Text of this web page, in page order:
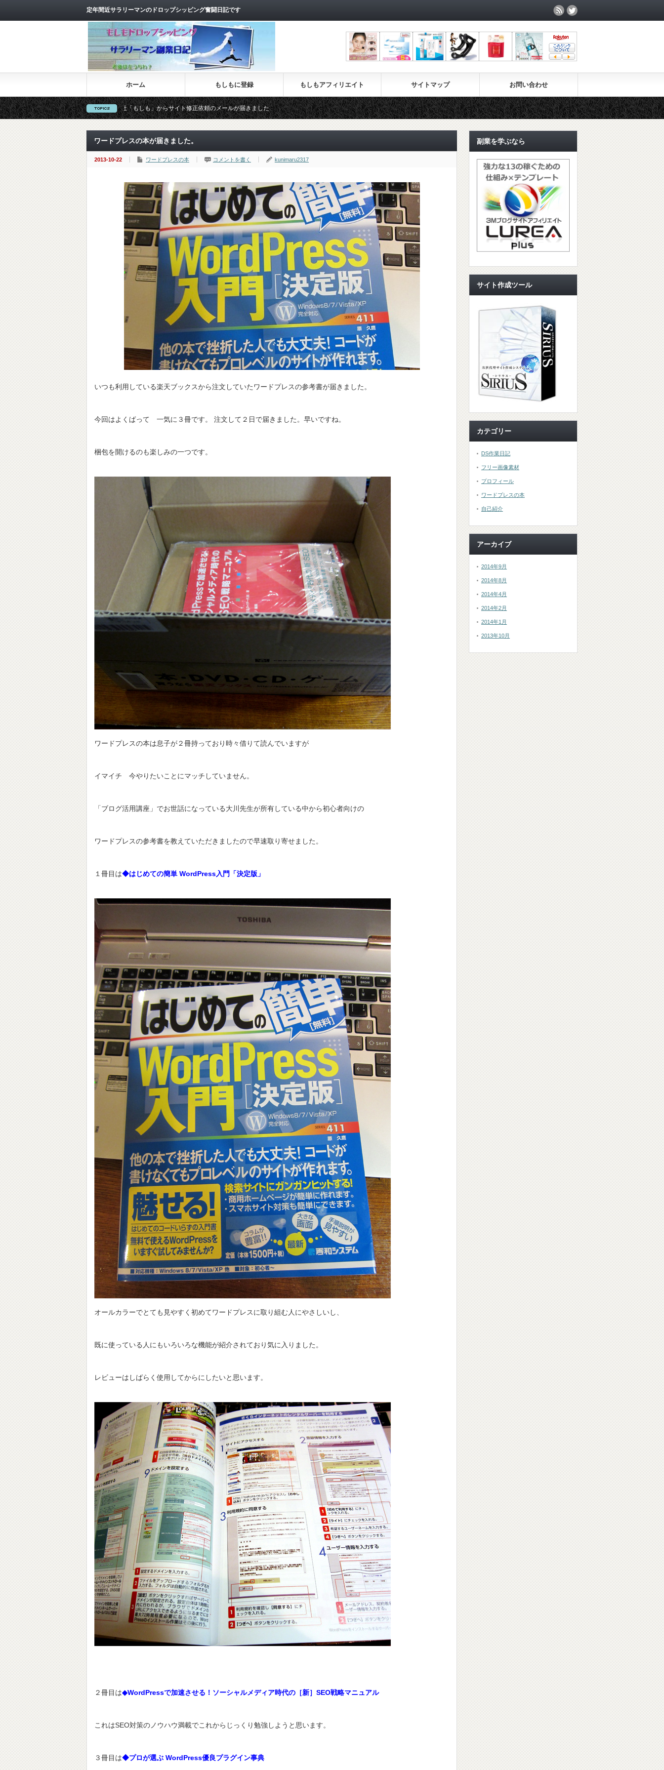
定年間近サラリーマンのドロップシッピング奮闘日記です
ホーム もしもに登録 もしもアフィリエイト サイトマップ お問い合わせ
株式会社「もしも」からサイト修正依頼のメールが届きました
ワードプレスの本が届きました。
2013-10-22 ワードプレスの本 コメントを書く kunimaru2317
いつも利用している楽天ブックスから注文していたワードプレスの参考書が届きました。
今回はよくばって 一気に３冊です。 注文して２日で届きました。早いですね。
梱包を開けるのも楽しみの一つです。
ワードプレスの本は息子が２冊持っており時々借りて読んでいますが
イマイチ 今やりたいことにマッチしていません。
「ブログ活用講座」でお世話になっている大川先生が所有している中から初心者向けの
ワードプレスの参考書を教えていただきましたので早速取り寄せました。
１冊目は◆はじめての簡単 WordPress入門「決定版」
オールカラーでとても見やすく初めてワードプレスに取り組む人にやさしいし、
既に使っている人にもいろいろな機能が紹介されており気に入りました。
レビューはしばらく使用してからにしたいと思います。
２冊目は◆WordPressで加速させる！ソーシャルメディア時代の［新］SEO戦略マニュアル
これはSEO対策のノウハウ満載でこれからじっくり勉強しようと思います。
３冊目は◆プロが選ぶ WordPress優良プラグイン事典
副業を学ぶなら
サイト作成ツール
カテゴリー
DS作業日記
フリー画像素材
プロフィール
ワードプレスの本
自己紹介
アーカイブ
2014年9月
2014年8月
2014年4月
2014年2月
2014年1月
2013年10月